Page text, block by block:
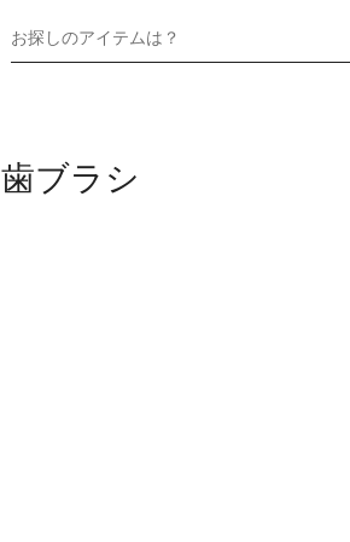
お探しのアイテムは？
歯ブラシ